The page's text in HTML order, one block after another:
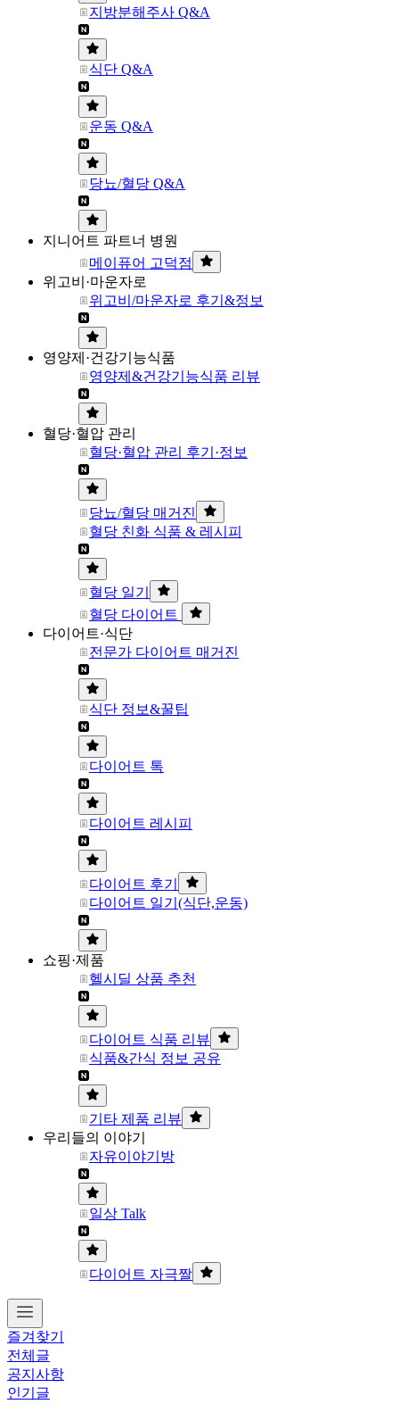
지방분해주사 Q&A
식단 Q&A
운동 Q&A
당뇨/혈당 Q&A
지니어트 파트너 병원
메이퓨어 고덕점
위고비·마운자로
위고비/마운자로 후기&정보
영양제·건강기능식품
영양제&건강기능식품 리뷰
혈당·혈압 관리
혈당·혈압 관리 후기·정보
당뇨/혈당 매거진
혈당 친화 식품 & 레시피
혈당 일기
혈당 다이어트
다이어트·식단
전문가 다이어트 매거진
식단 정보&꿀팁
다이어트 톡
다이어트 레시피
다이어트 후기
다이어트 일기(식단,운동)
쇼핑·제품
헬시딜 상품 추천
다이어트 식품 리뷰
식품&간식 정보 공유
기타 제품 리뷰
우리들의 이야기
자유이야기방
일상 Talk
다이어트 자극짤
즐겨찾기
전체글
공지사항
인기글